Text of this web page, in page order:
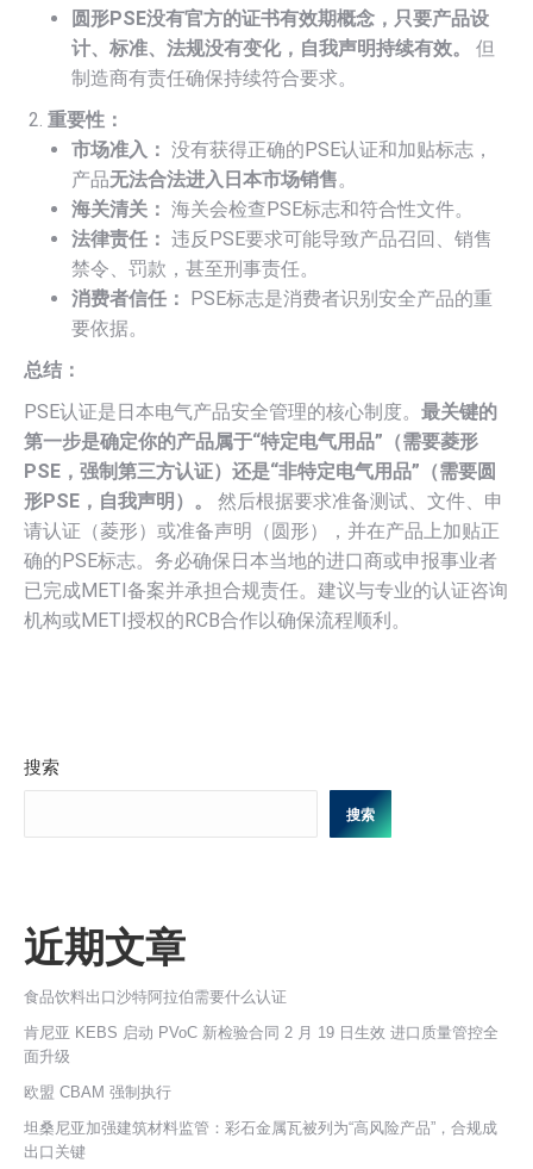
圆形PSE没有官方的证书有效期概念，只要产品设
计、标准、法规没有变化，自我声明持续有效。
但
制造商有责任确保持续符合要求。
重要性：
市场准入： 没有获得正确的PSE认证和加贴标志，
产品无法合法进入日本市场销售。
海关清关： 海关会检查PSE标志和符合性文件。
法律责任： 违反PSE要求可能导致产品召回、销售
禁令、罚款，甚至刑事责任。
消费者信任： PSE标志是消费者识别安全产品的重
要依据。
总结：
PSE认证是日本电气产品安全管理的核心制度。 最关键的
第一步是确定你的产品属于“特定电气用品”（需要菱形
PSE，强制第三方认证）还是“非特定电气用品”（需要圆
形PSE，自我声明）。
然后根据要求准备测试、文件、申
请认证（菱形）或准备声明（圆形），并在产品上加贴正
确的PSE标志。务必确保日本当地的进口商或申报事业者
已完成METI备案并承担合规责任。建议与专业的认证咨询
机构或METI授权的RCB合作以确保流程顺利。
搜索
搜索
近期文章
食品饮料出口沙特阿拉伯需要什么认证
肯尼亚 KEBS 启动 PVoC 新检验合同 2 月 19 日生效 进口质量管控全
面升级
欧盟 CBAM 强制执行
坦桑尼亚加强建筑材料监管：彩石金属瓦被列为“高风险产品”，合规成
出口关键